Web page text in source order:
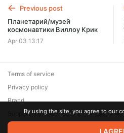
Previous post
Планетарий/музей
космонавтики Виллоу Крик
Apr 03 13:17
© 2026 Zaya Solutions Limited. All
Terms of service
Privacy policy
Brand
SupportBy using the site, you agree to our
I